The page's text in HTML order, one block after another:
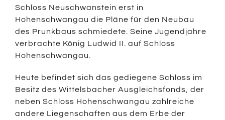
Schloss Neuschwanstein erst in
Hohenschwangau die Pläne für den Neubau
des Prunkbaus schmiedete. Seine Jugendjahre
verbrachte König Ludwid II. auf Schloss
Hohenschwangau.
Heute befindet sich das gediegene Schloss im
Besitz des Wittelsbacher Ausgleichsfonds, der
neben Schloss Hohenschwangau zahlreiche
andere Liegenschaften aus dem Erbe der